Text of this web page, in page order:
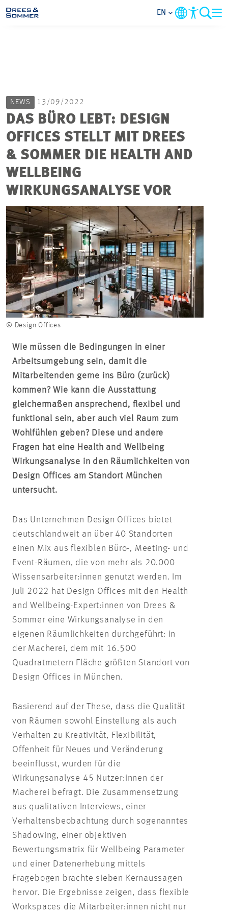
FOCUS AREAS
PROJECTS
CONTACT
EN
NEWS 13/09/2022
DAS BÜRO LEBT: DESIGN
OFFICES STELLT MIT DREES
& SOMMER DIE HEALTH AND
WELLBEING
WIRKUNGSANALYSE VOR
© Design Offices
Wie müssen die Bedingungen in einer
Arbeitsumgebung sein, damit die
Mitarbeitenden gerne ins Büro (zurück)
kommen? Wie kann die Ausstattung
gleichermaßen ansprechend, flexibel und
funktional sein, aber auch viel Raum zum
Wohlfühlen geben? Diese und andere
Fragen hat eine Health and Wellbeing
Wirkungsanalyse in den Räumlichkeiten von
Design Offices am Standort München
untersucht.
Das Unternehmen Design Offices bietet
deutschlandweit an über 40 Standorten
einen Mix aus flexiblen Büro-, Meeting- und
Event-Räumen, die von mehr als 20.000
Wissensarbeiter:innen genutzt werden. Im
Juli 2022 hat Design Offices mit den Health
and Wellbeing-Expert:innen von Drees &
Sommer eine Wirkungsanalyse in den
eigenen Räumlichkeiten durchgeführt: in
der Macherei, dem mit 16.500
Quadratmetern Fläche größten Standort von
Design Offices in München.
Basierend auf der These, dass die Qualität
von Räumen sowohl Einstellung als auch
Verhalten zu Kreativität, Flexibilität,
Offenheit für Neues und Veränderung
beeinflusst, wurden für die
Wirkungsanalyse 45 Nutzer:innen der
Macherei befragt. Die Zusammensetzung
aus qualitativen Interviews, einer
Verhaltensbeobachtung durch sogenanntes
Shadowing, einer objektiven
Bewertungsmatrix für Wellbeing Parameter
und einer Datenerhebung mittels
Fragebogen brachte sieben Kernaussagen
hervor. Die Ergebnisse zeigen, dass flexible
Workspaces die Mitarbeiter:innen nicht nur